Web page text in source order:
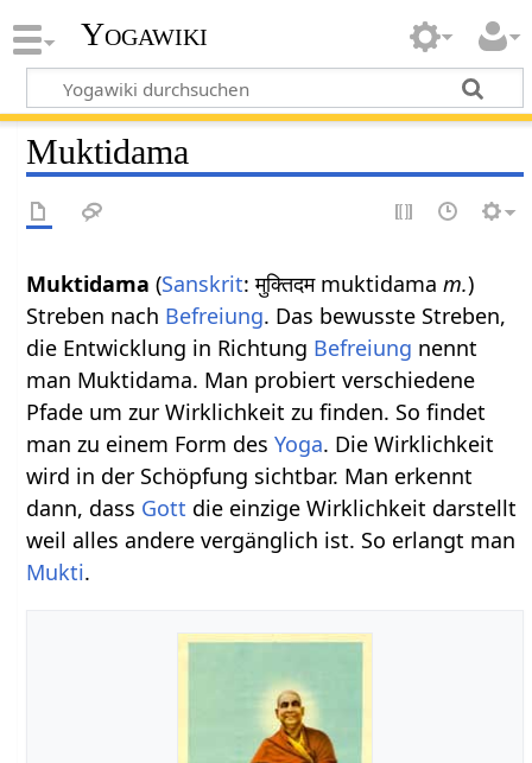
Yogawiki
Muktidama
Muktidama (Sanskrit: मुक्तिदम muktidamam.)
Streben nach Befreiung. Das bewusste Streben,
die Entwicklung in Richtung Befreiung nennt
man Muktidama. Man probiert verschiedene
Pfade um zur Wirklichkeit zu finden. So findet
man zu einem Form desYoga. Die Wirklichkeit
wird in der Schöpfung sichtbar. Man erkennt
dann, dass Gott die einzige Wirklichkeit darstellt
weil alles andere vergänglich ist. So erlangt man
Mukti.